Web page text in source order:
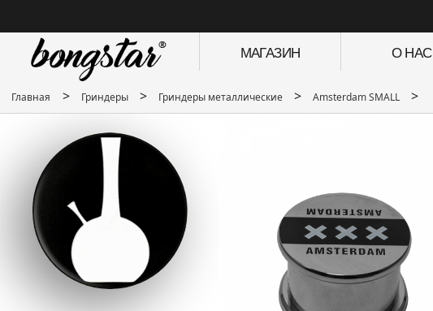
МАГАЗИН О НАС
Главная > Гриндеры > Гриндеры металлические > Amsterdam SMALL >